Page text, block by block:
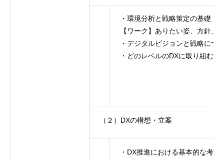
・環境分析と戦略策定の基礎
【ワーク】ありたい姿、方針、
・デジタルビジョンと戦略につ
・どのレベルのDXに取り組むか
（２）DXの構想・立案
・DX推進における基本的な考え